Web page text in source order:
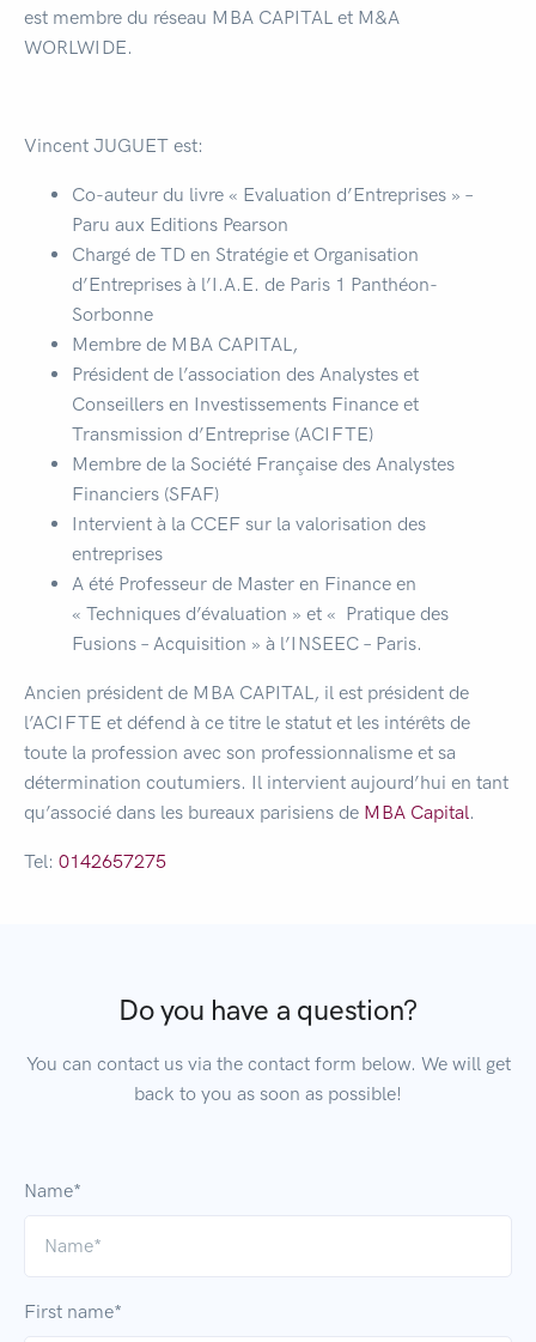
est membre du réseau MBA CAPITAL et M&A
WORLWIDE.
Vincent JUGUET est:
Co-auteur du livre « Evaluation d’Entreprises » –
Paru aux Editions Pearson
Chargé de TD en Stratégie et Organisation
d’Entreprises à l’I.A.E. de Paris 1 Panthéon-
Sorbonne
Membre de MBA CAPITAL,
Président de l’association des Analystes et
Conseillers en Investissements Finance et
Transmission d’Entreprise (ACIFTE)
Membre de la Société Française des Analystes
Financiers (SFAF)
Intervient à la CCEF sur la valorisation des
entreprises
A été Professeur de Master en Finance en
« Techniques d’évaluation »​ et « ​ Pratique des
Fusions – Acquisition »​ à l’INSEEC – Paris.
Ancien président de MBA CAPITAL, il est président de
l’ACIFTE et défend à ce titre le statut et les intérêts de
toute la profession avec son professionnalisme et sa
détermination coutumiers. Il intervient aujourd’hui en tant
qu’associé dans les bureaux parisiens de MBA Capital.
Tel: 0142657275
Do you have a question?
You can contact us via the contact form below. We will get
back to you as soon as possible!
Name*
First name*